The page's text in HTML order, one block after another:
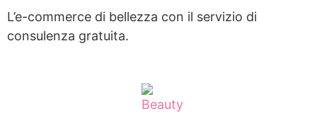
L’e-commerce di bellezza con il servizio di
consulenza gratuita.